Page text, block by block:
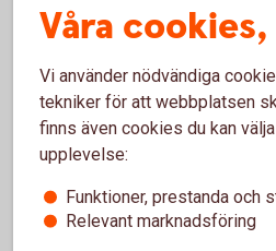
Snabb och tydlig
”Du” handlar
Under det här valet
dokument och
Behöver du
Våra
Vi använder nödvändiga
tekniker för att webbplatsen
finns även cookies du kan
upplevelse:
Funktioner, prestanda och
Relevant marknadsföring